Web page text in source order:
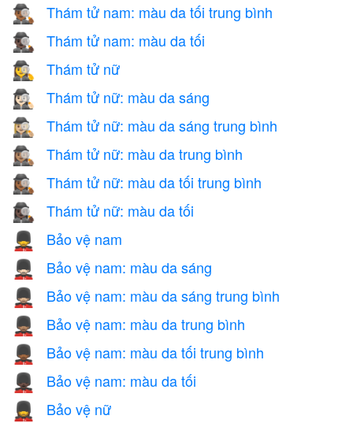
🕵🏾‍♂️ Thám tử nam: màu da tối trung bình
🕵🏿‍♂️ Thám tử nam: màu da tối
🕵️‍♀️ Thám tử nữ
🕵🏻‍♀️ Thám tử nữ: màu da sáng
🕵🏼‍♀️ Thám tử nữ: màu da sáng trung bình
🕵🏽‍♀️ Thám tử nữ: màu da trung bình
🕵🏾‍♀️ Thám tử nữ: màu da tối trung bình
🕵🏿‍♀️ Thám tử nữ: màu da tối
💂‍♂️ Bảo vệ nam
💂🏻‍♂️ Bảo vệ nam: màu da sáng
💂🏼‍♂️ Bảo vệ nam: màu da sáng trung bình
💂🏽‍♂️ Bảo vệ nam: màu da trung bình
💂🏾‍♂️ Bảo vệ nam: màu da tối trung bình
💂🏿‍♂️ Bảo vệ nam: màu da tối
💂‍♀️ Bảo vệ nữ